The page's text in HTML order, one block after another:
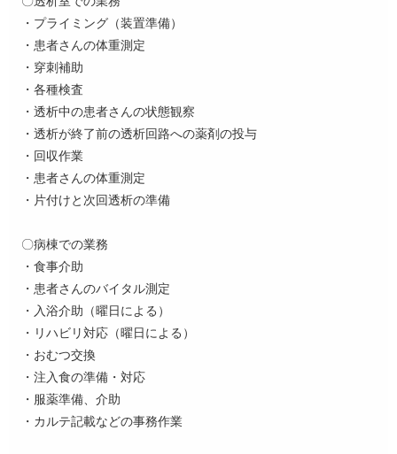
・プライミング（装置準備）
・患者さんの体重測定
・穿刺補助
・各種検査
・透析中の患者さんの状態観察
・透析が終了前の透析回路への薬剤の投与
・回収作業
・患者さんの体重測定
・片付けと次回透析の準備
〇病棟での業務
・食事介助
・患者さんのバイタル測定
・入浴介助（曜日による）
・リハビリ対応（曜日による）
・おむつ交換
・注入食の準備・対応
・服薬準備、介助
・カルテ記載などの事務作業